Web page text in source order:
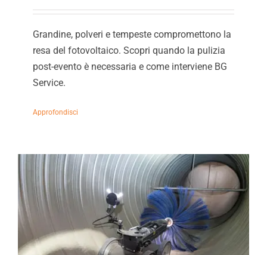
Grandine, polveri e tempeste compromettono la
resa del fotovoltaico. Scopri quando la pulizia
post-evento è necessaria e come interviene BG
Service.